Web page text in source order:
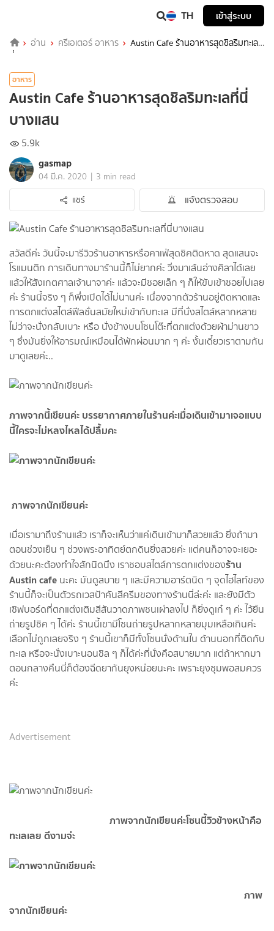
TH เข้าสู่ระบบ
อ่าน ครีเอเตอร์ อาหาร
Austin Cafe ร้านอาหารสุดชิลริมทะเลที่
นี่บางแสน
อาหาร
Austin Cafe ร้านอาหารสุดชิลริมทะเลที่นี่
บางแสน
5.9k
gasmap
04 มี.ค. 2020 | 3 min read
แชร์
แจ้งตรวจสอบ
สวัสดีค่ะ วันนี้จะมารีวิวร้านอาหารหรือคาเฟ่สุดชิคติดหาด สุดแสนจะ
โรแมนติก การเดินทางมาร้านนี้ก็ไม่ยากค่ะ วิ่งมาเส้นอ่างศิลาได้เลย
แล้วให้สังเกตศาลเจ้านาจาค่ะ แล้วจะมีซอยเล็ก ๆ ก็ให้ขับเข้าซอยไปเลย
ค่ะ ร้านนี้จริง ๆ ก็พึ่งเปิดได้ไม่นานค่ะ เนื่องจากตัวร้านอยู่ติดหาดและ
การตกแต่งสไตล์ฟีลชั่นสมัยใหม่เข้ากับทะเล มีที่นั่งสไตล์หลากหลาย
ไม่ว่าจะนั่งกลับเบาะ หรือ นั่งข้างบนโซนโต๊ะที่ตกแต่งด้วยผ้าม่านขาว
ๆ ซึ่งมันยิ่งให้อารมณ์เหมือนได้พักผ่อนมาก ๆ ค่ะ งั้นเดี๋ยวเราตามกัน
มาดูเลยค่ะ..
ภาพจากนี้เขียนค่ะ บรรยากาศภายในร้านค่ะเมื่อเดินเข้ามาเจอแบบ
นี้ใครจะไม่หลงไหลได้ปลื้มคะ
ภาพจากนักเขียนค่ะ
เมื่อเรามาถึงร้านแล้ว เราก็จะเห็นว่าแค่เดินเข้ามาก็สวยแล้ว ยิ่งถ้ามา
ตอนช่วงเย็น ๆ ช่วงพระอาทิตย์ตกดินยิ่งสวยค่ะ แต่คนก็อาจจะเยอะ
ด้วยนะคะต้องทำใจสักนิดนึง เราชอบสไตล์การตกแต่งของร้าน
Austin cafe นะคะ มันดูสบาย ๆ และมีความอาร์ตนิด ๆ จุดไฮไลท์ของ
ร้านนี้ก็จะเป็นตัวรถเวสป้าคันสีครีมของทางร้านนี่ล่ะค่ะ และยังมีตัว
เซิฟบอร์ดที่ตกแต่งเติมสีสันวาดภาพชนเผ่าลงไป ก็ยิ่งดูเก๋ ๆ ค่ะ ไว้ยืน
ถ่ายรูปชิค ๆ ได้ค่ะ ร้านนี้เขามีโซนถ่ายรูปหลากหลายมุมเหลือเกินค่ะ
เลือกไม่ถูกเลยจริง ๆ ร้านนี้เขาก็มีทั้งโซนนั่งด้านใน ด้านนอกที่ติดกับ
ทะเล หรือจะนั่งเบาะนอนชิล ๆ ก็ได้ค่ะที่นั่งคือสบายมาก แต่ถ้าหากมา
ตอนกลางคืนนี่ก็ต้องฉีดยากันยุงหน่อยนะคะ เพราะยุงชุมพอสมควร
ค่ะ
Advertisement
ภาพจากนักเขียนค่ะโซนนี้วิวข้างหน้าคือ
ทะเลเลย ดีงามจ่ะ
ภาพ
จากนักเขียนค่ะ